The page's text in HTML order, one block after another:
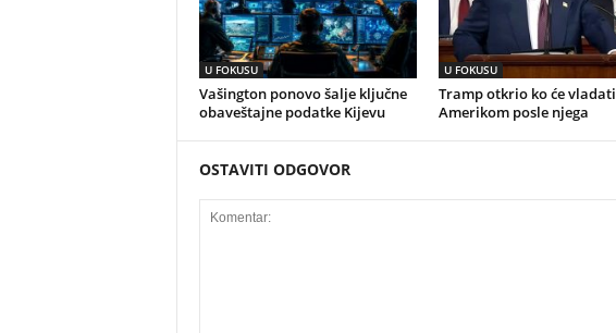
U FOKUSU
Vašington ponovo šalje ključne
obaveštajne podatke Kijevu
U FOKUSU
Tramp otkrio ko će vladati
Amerikom posle njega
OSTAVITI ODGOVOR